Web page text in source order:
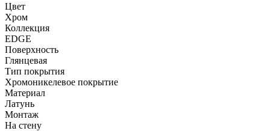
Цвет
Хром
Коллекция
EDGE
Поверхность
Глянцевая
Тип покрытия
Хромоникелевое покрытие
Материал
Латунь
Монтаж
На стену